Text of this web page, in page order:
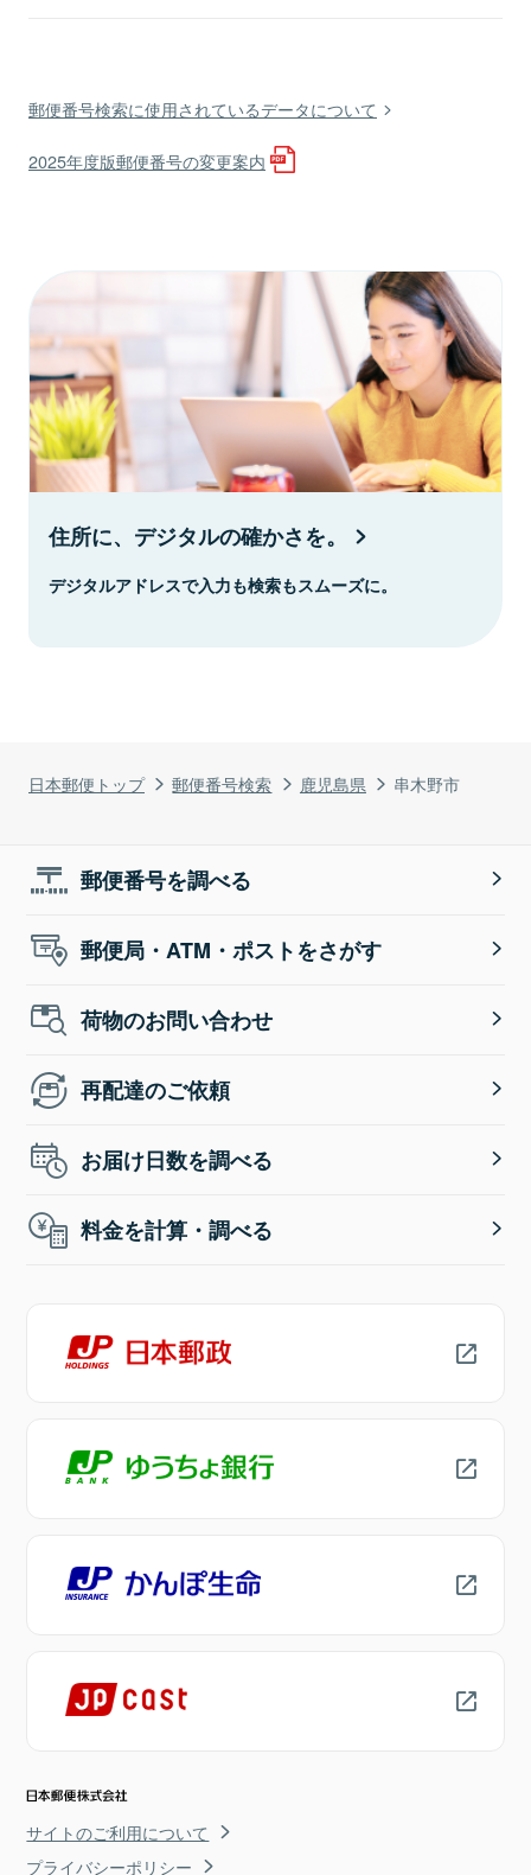
日本郵便トップ 郵便番号検索 鹿児島県 串木野市
郵便番号検索に使用されているデータについて
2025年度版郵便番号の変更案内
住所に、デジタルの確かさを。
デジタルアドレスで入力も検索もスムーズに。
郵便番号を調べる
郵便局・ATM・ポストをさがす
荷物のお問い合わせ
再配達のご依頼
お届け日数を調べる
料金を計算・調べる
サイトのご利用について
プライバシーポリシー